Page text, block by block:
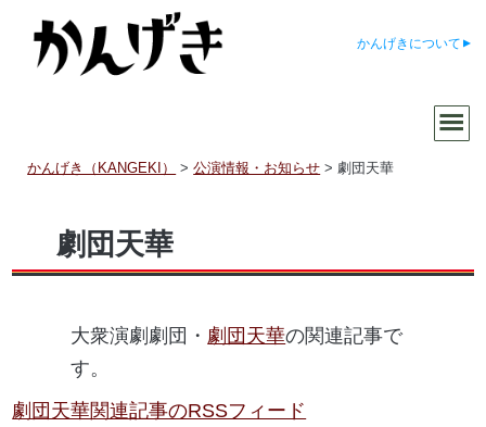
かんげきについて
かんげき（KANGEKI） >公演情報・お知らせ >劇団天華
劇団天華
大衆演劇劇団・ 劇団天華の関連記事で
す。
劇団天華関連記事のRSSフィード